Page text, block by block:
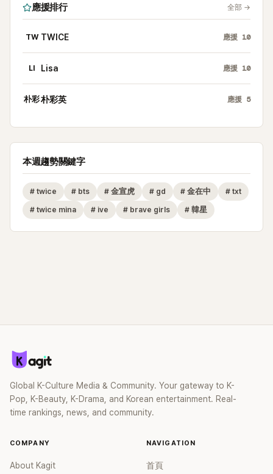
應援排行 全部 →
TW TWICE 應援 10
LI Lisa 應援 10
朴彩朴彩英 應援 5
本週趨勢關鍵字
# twice # bts # 金宣虎 # gd # 金在中 # txt
# twice mina # ive # brave girls # 韓星
Global K-Culture Media & Community. Your gateway to K-
Pop, K-Beauty, K-Drama, and Korean entertainment. Real-
time rankings, news, and community.
COMPANY
About Kagit
NAVIGATION
首頁